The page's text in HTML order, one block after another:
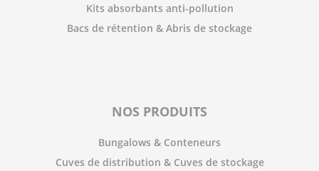
Kits absorbants anti-pollution
Bacs de rétention & Abris de stockage
NOS PRODUITS
Bungalows & Conteneurs
Cuves de distribution & Cuves de stockage